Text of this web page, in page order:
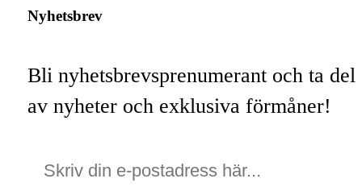
Nyhetsbrev
Bli nyhetsbrevsprenumerant och ta del
av nyheter och exklusiva förmåner!